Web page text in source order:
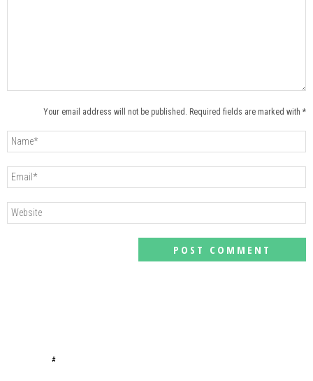
Your email address will not be published. Required fields are marked with *
#